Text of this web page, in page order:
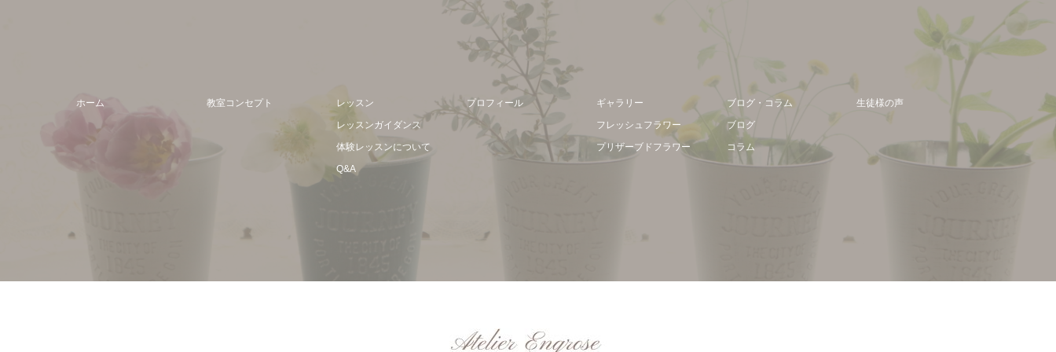
ホーム 教室コンセプト
レッスン
レッスンガイダンス
体験レッスンについて
Q&A
プロフィール
ギャラリー
フレッシュフラワー
プリザーブドフラワー
ブログ・コラム
ブログ
コラム
生徒様の声